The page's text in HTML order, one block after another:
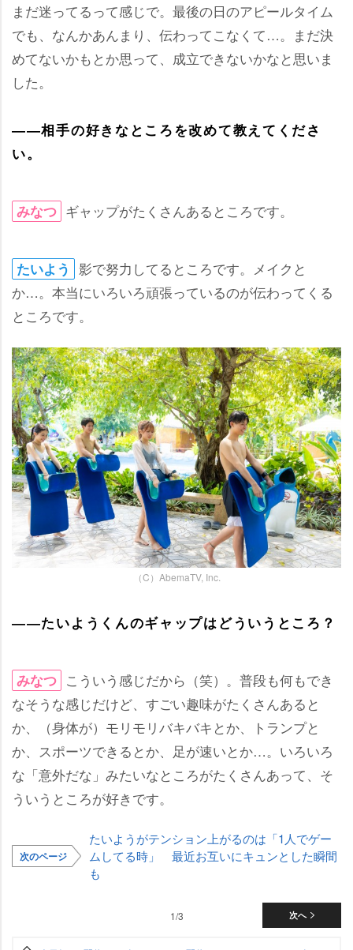
まだ迷ってるって感じで。最後の日のアピールタイム
でも、なんかあんまり、伝わってこなくて…。まだ決
めてないかもとか思って、成立できないかなと思いま
した。
――相手の好きなところを改めて教えてくださ
い。
みなつ ギャップがたくさんあるところです。
たいよう 影で努力してるところです。メイクと
か…。本当にいろいろ頑張っているのが伝わってくる
ところです。
（C）AbemaTV, Inc.
――たいようくんのギャップはどういうところ？
みなつ こういう感じだから（笑）。普段も何もでき
なそうな感じだけど、すごい趣味がたくさんあると
か、（身体が）モリモリバキバキとか、トランプと
か、スポーツできるとか、足が速いとか…。いろいろ
な「意外だな」みたいなところがたくさんあって、そ
ういうところが好きです。
次のページ
たいようがテンション上がるのは「1人でゲー
ムしてる時」 最近お互いにキュンとした瞬間
も
次へ
1/3